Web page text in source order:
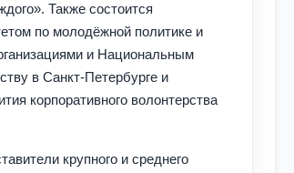
Также состоится
по молодёжной политике и
и Национальным
в Санкт-Петербурге и
корпоративного волонтерства
крупного и среднего